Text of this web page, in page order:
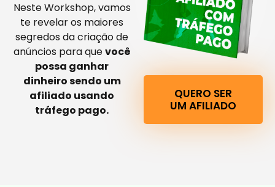
Neste Workshop, vamos
te revelar os maiores
segredos da criação de
anúncios para quevocê
possa ganhar
dinheiro sendo um
afiliado usando
tráfego pago.
QUERO SER
UM AFILIADO